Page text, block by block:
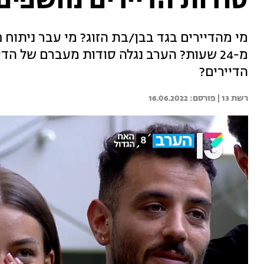
מי מהדיירים בגד בבן/בת הזוג? מי עבר
מ-24 שעות? הערב נגלה סודות מעברם של
הדיירים?
רשת 13 | 16.06.2022